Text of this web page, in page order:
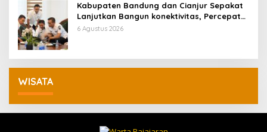
Kabupaten Bandung dan Cianjur Sepakat
Lanjutkan Bangun konektivitas, Percepat
Pertumbuhan Ekonomi Daerah
6 Agustus 2026
WISATA